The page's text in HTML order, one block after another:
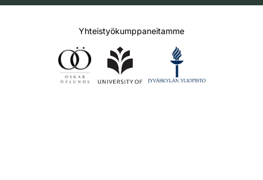
Yhteistyökumppaneitamme